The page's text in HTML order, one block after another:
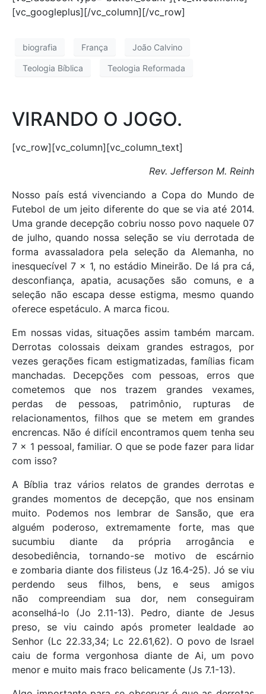
[vc_googleplus][/vc_column][/vc_row]
biografia França João Calvino
Teologia Bíblica Teologia Reformada
VIRANDO O JOGO.
[vc_row][vc_column][vc_column_text]
Rev. Jefferson M. Reinh
Nosso país está vivenciando a Copa do Mundo de
Futebol de um jeito diferente do que se via até 2014.
Uma grande decepção cobriu nosso povo naquele 07
de julho, quando nossa seleção se viu derrotada de
forma avassaladora pela seleção da Alemanha, no
inesquecível 7 x 1, no estádio Mineirão. De lá pra cá,
desconfiança, apatia, acusações são comuns, e a
seleção não escapa desse estigma, mesmo quando
oferece espetáculo. A marca ficou.
Em nossas vidas, situações assim também marcam.
Derrotas colossais deixam grandes estragos, por
vezes gerações ficam estigmatizadas, famílias ficam
manchadas. Decepções com pessoas, erros que
cometemos que nos trazem grandes vexames,
perdas de pessoas, patrimônio, rupturas de
relacionamentos, filhos que se metem em grandes
encrencas. Não é difícil encontramos quem tenha seu
7 x 1 pessoal, familiar. O que se pode fazer para lidar
com isso?
A Bíblia traz vários relatos de grandes derrotas e
grandes momentos de decepção, que nos ensinam
muito. Podemos nos lembrar de Sansão, que era
alguém poderoso, extremamente forte, mas que
sucumbiu diante da própria arrogância e
desobediência, tornando-se motivo de escárnio
e zombaria diante dos filisteus (Jz 16.4-25). Jó se viu
perdendo seus filhos, bens, e seus amigos
não compreendiam sua dor, nem conseguiram
aconselhá-lo (Jo 2.11-13). Pedro, diante de Jesus
preso, se viu caindo após prometer lealdade ao
Senhor (Lc 22.33,34; Lc 22.61,62). O povo de Israel
caiu de forma vergonhosa diante de Ai, um povo
menor e muito mais fraco belicamente (Js 7.1-13).